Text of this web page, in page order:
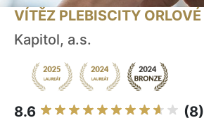
VÍTĚZ PLEBISCITY ORLOVÉ
Kapitol, a.s.
8.6 (8)